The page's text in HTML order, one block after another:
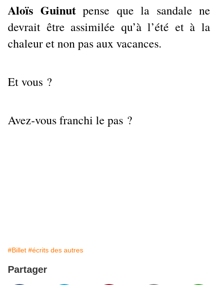
Aloïs Guinutpense que la sandale ne
devrait être assimilée qu’à l’été et à la
chaleur et non pas aux vacances.
Et vous ?
Avez-vous franchi le pas ?
#Billet #écrits des autres
Partager